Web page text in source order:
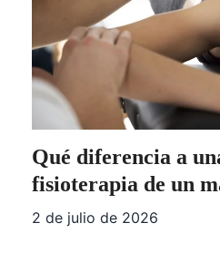
Qué diferencia a
fisioterapia de un
2 de julio de 2026